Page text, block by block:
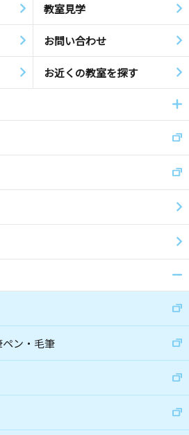
教室見学
お問い合わせ
お近くの教室を探す
ン・毛筆